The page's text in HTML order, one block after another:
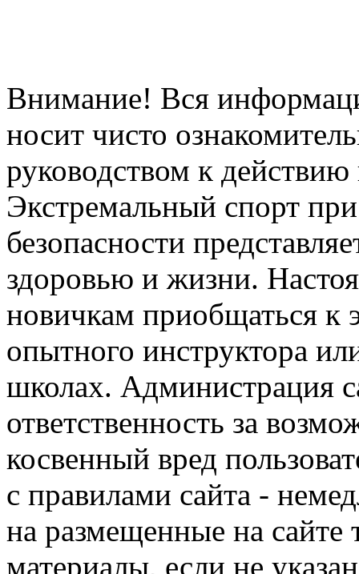
Внимание! Вся
носит чисто
руководством к
Экстремальный спорт
безопасности
здоровью и жизни.
новичкам приобщаться к
опытного инструктора
школах. Администрация
ответственность за
косвенный вред
с правилами сайта -
на размещенные на сайте
материалы, если не